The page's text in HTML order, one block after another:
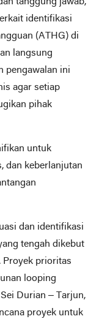
tanggung jawab,
identifikasi
(ATHG) di
langsung
pengawalan ini
agar setiap
pihak
untuk
dan keberlanjutan
dan identifikasi
tengah dikebut
Proyek prioritas
looping
Durian – Tarjun,
proyek untuk